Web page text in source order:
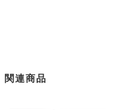
関連商品